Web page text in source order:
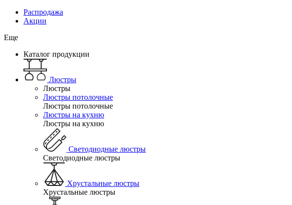
Распродажа
Акции
Еще
Каталог продукции
Люстры
Люстры
Люстры потолочные
Люстры потолочные
Люстры на кухню
Люстры на кухню
Светодиодные люстры
Светодиодные люстры
Хрустальные люстры
Хрустальные люстры